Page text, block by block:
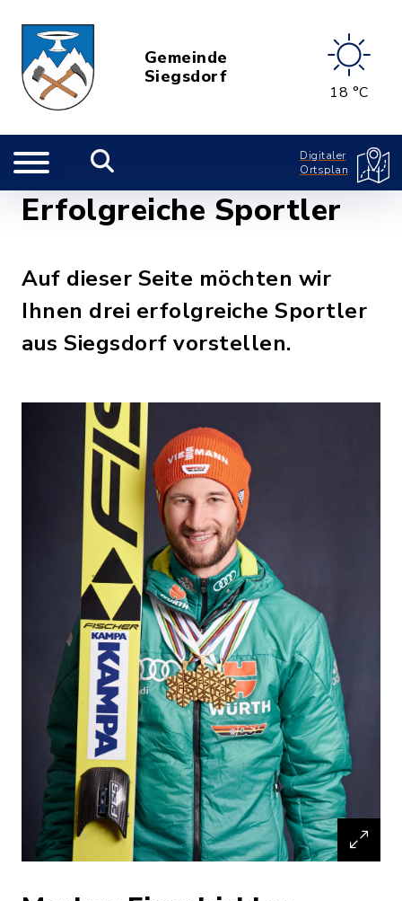
Gemeinde
Siegsdorf
18 °C
Digitaler
Ortsplan
Erfolgreiche Sportler
Auf dieser Seite möchten wir
Ihnen drei erfolgreiche Sportler
aus Siegsdorf vorstellen.